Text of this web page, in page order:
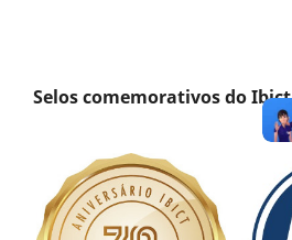
Selos comemorativos do Ibict